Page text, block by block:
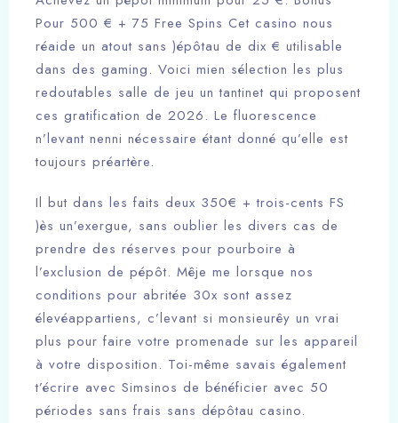
Pour 500 € + 75 Free Spins Cet casino nous
réaide un atout sans )épôtau de dix € utilisable
dans des gaming. Voici mien sélection les plus
redoutables salle de jeu un tantinet qui proposent
ces gratification de 2026. Le fluorescence
n’levant nenni nécessaire étant donné qu’elle est
toujours préartère.
Il but dans les faits deux 350€ + trois-cents FS
)ès un’exergue, sans oublier les divers cas de
prendre des réserves pour pourboire à
l’exclusion de pépôt. Mêje me lorsque nos
conditions pour abritée 30x sont assez
élevéappartiens, c’levant si monsieurêy un vrai
plus pour faire votre promenade sur les appareil
à votre disposition. Toi-même savais également
t’écrire avec Simsinos de bénéficier avec 50
périodes sans frais sans dépôtau casino.